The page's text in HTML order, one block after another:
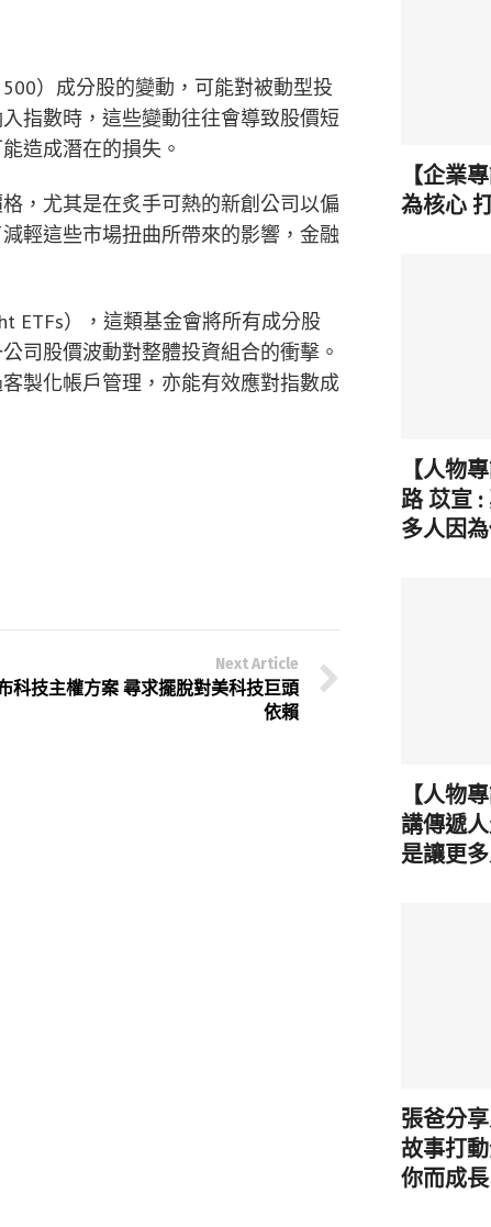
）成分股的變動，可能對被動型投
指數時，這些變動往往會導致股價短
造成潛在的損失。
，尤其是在炙手可熱的新創公司以偏
輕這些市場扭曲所帶來的影響，金融
ETFs），這類基金會將所有成分股
司股價波動對整體投資組合的衝擊。
製化帳戶管理，亦能有效應對指數成
Next Article
科技主權方案 尋求擺脫對美科技巨頭
依賴
【企業
為核心
【人物
路 苡宣 :
多人因
【人物
講傳遞
是讓更
張爸分
故事打
你而成長